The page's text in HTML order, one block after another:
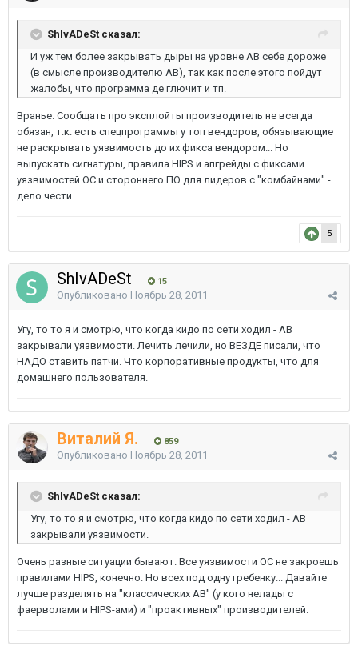
ShIvADeSt сказал:
И уж тем более закрывать дыры на уровне АВ себе дороже
(в смысле производителю АВ), так как после этого пойдут
жалобы, что программа де глючит и тп.
Вранье. Сообщать про эксплойты производитель не всегда
обязан, т.к. есть спецпрограммы у топ вендоров, обязывающие
не раскрывать уязвимость до их фикса вендором... Но
выпускать сигнатуры, правила HIPS и апгрейды с фиксами
уязвимостей ОС и стороннего ПО для лидеров с "комбайнами" -
дело чести.
5
ShIvADeSt 15
Опубликовано Ноябрь 28, 2011
Угу, то то я и смотрю, что когда кидо по сети ходил - АВ
закрывали уязвимости. Лечить лечили, но ВЕЗДЕ писали, что
НАДО ставить патчи. Что корпоративные продукты, что для
домашнего пользователя.
Виталий Я. 859
Опубликовано Ноябрь 28, 2011
ShIvADeSt сказал:
Угу, то то я и смотрю, что когда кидо по сети ходил - АВ
закрывали уязвимости.
Очень разные ситуации бывают. Все уязвимости ОС не закроешь
правилами HIPS, конечно. Но всех под одну гребенку... Давайте
лучше разделять на "классических АВ" (у кого нелады с
фаерволами и HIPS-ами) и "проактивных" производителей.